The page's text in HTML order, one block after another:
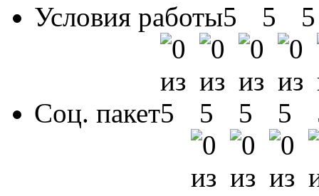
Условия работы
Соц. пакет